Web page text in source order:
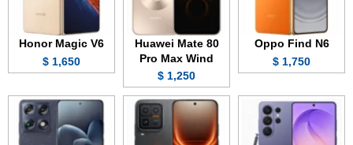
Oppo Find N6
1,750 $
Huawei Mate 80
Pro Max Wind
1,250 $
Honor Magic V6
1,650 $